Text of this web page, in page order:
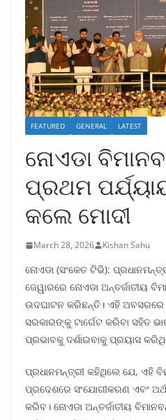
FEATURED GENERAL LATEST
ନୋଏଡା
ପ୍ରଥମ
କଲେ ମୋଦୀ
March 28, 2026 Kishan Sahu
ନୋଏଡା (ସଂକେତ ଟିଭି):
ଜେୱାରରେ ନୋଏଡା ଅନ୍ତର୍ଜାତୀୟ
ଉଦଘାଟନ କରିଛନ୍ତି। ଏହି ଅବସରରେ
ସରକାରଙ୍କୁ ଟାର୍ଗେଟ କରିବା ସହିତ
ପ୍ରଭାବକୁ ଦର୍ଶାଇବାକୁ ପ୍ରୟାସ
ପ୍ରଧାନମନ୍ତ୍ରୀ କହିଥିଲେ ଯେ, ଏହି
ପ୍ରଦେଶରେ ସଂଯୋଗୀକରଣ ଏବଂ
କରିବ। ନୋଏଡା ଅନ୍ତର୍ଜାତୀୟ